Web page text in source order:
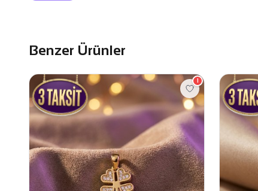
Benzer Ürünler
1